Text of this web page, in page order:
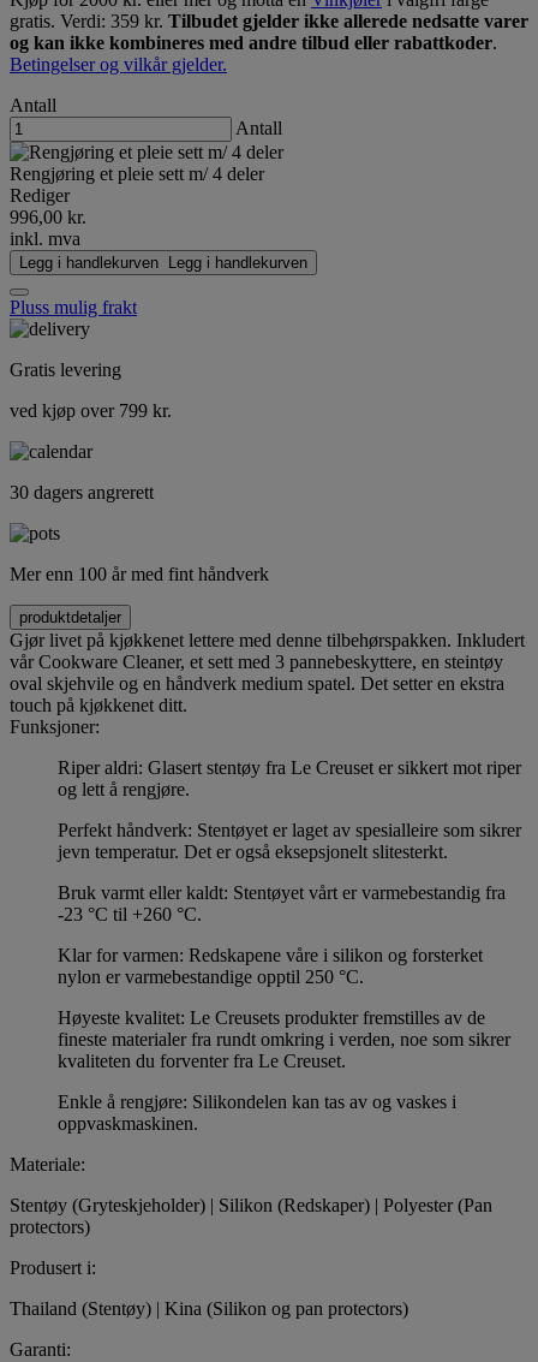
gratis. Verdi: 359 kr. Tilbudet gjelder ikke allerede nedsatte varer
og kan ikke kombineres med andre tilbud eller rabattkoder.
Betingelser og vilkår gjelder.
Antall
Antall
Rengjøring et pleie sett m/ 4 deler
Rediger
996,00 kr.
inkl. mva
Legg i handlekurven Legg i handlekurven
Pluss mulig frakt
Gratis levering
ved kjøp over 799 kr.
30 dagers angrerett
Mer enn 100 år med fint håndverk
produktdetaljer
Gjør livet på kjøkkenet lettere med denne tilbehørspakken. Inkludert
vår Cookware Cleaner, et sett med 3 pannebeskyttere, en steintøy
oval skjehvile og en håndverk medium spatel. Det setter en ekstra
touch på kjøkkenet ditt.
Funksjoner:
Riper aldri: Glasert stentøy fra Le Creuset er sikkert mot riper
og lett å rengjøre.
Perfekt håndverk: Stentøyet er laget av spesialleire som sikrer
jevn temperatur. Det er også eksepsjonelt slitesterkt.
Bruk varmt eller kaldt: Stentøyet vårt er varmebestandig fra
-23 °C til +260 °C.
Klar for varmen: Redskapene våre i silikon og forsterket
nylon er varmebestandige opptil 250 °C.
Høyeste kvalitet: Le Creusets produkter fremstilles av de
fineste materialer fra rundt omkring i verden, noe som sikrer
kvaliteten du forventer fra Le Creuset.
Enkle å rengjøre: Silikondelen kan tas av og vaskes i
oppvaskmaskinen.
Materiale:
Stentøy (Gryteskjeholder) | Silikon (Redskaper) | Polyester (Pan
protectors)
Produsert i:
Thailand (Stentøy) | Kina (Silikon og pan protectors)
Garanti: